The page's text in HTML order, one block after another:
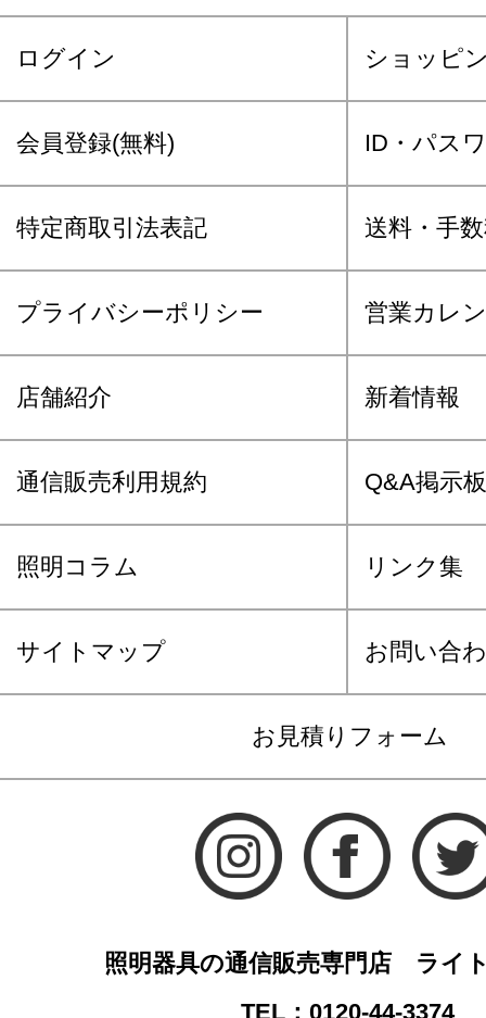
ログイン ショッピ
会員登録(無料) ID・パス
特定商取引法表記 送料・手
プライバシーポリシー 営業カレ
店舗紹介 新着情報
通信販売利用規約 Q&A掲示板
照明コラム リンク集
サイトマップ お問い合
お見積りフォーム
照明器具の通信販売専門店 ライ
TEL：0120-44-3374